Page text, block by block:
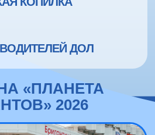
ДОЛ
«ПЛАНЕТА
2026